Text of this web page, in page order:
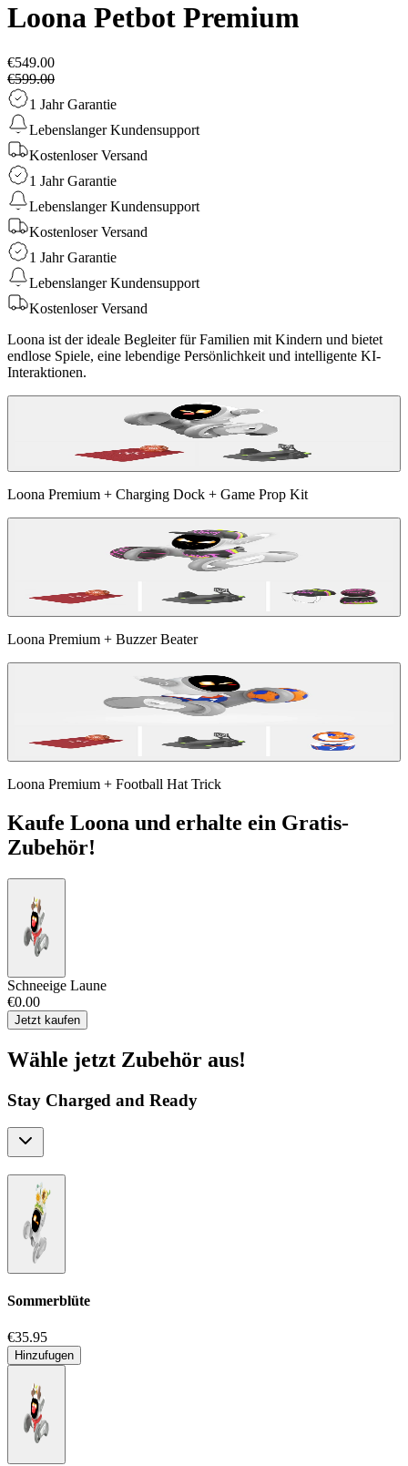
Loona Petbot Premium
€549.00
€599.00
1 Jahr Garantie
Lebenslanger Kundensupport
Kostenloser Versand
1 Jahr Garantie
Lebenslanger Kundensupport
Kostenloser Versand
1 Jahr Garantie
Lebenslanger Kundensupport
Kostenloser Versand
Loona ist der ideale Begleiter für Familien mit Kindern und bietet
endlose Spiele, eine lebendige Persönlichkeit und intelligente KI-
Interaktionen.
Loona Premium + Charging Dock + Game Prop Kit
Loona Premium + Buzzer Beater
Loona Premium + Football Hat Trick
Kaufe Loona und erhalte ein Gratis-
Zubehör!
Schneeige Laune
€0.00
Jetzt kaufen
Wähle jetzt Zubehör aus!
Stay Charged and Ready
Sommerblüte
€35.95
Hinzufugen